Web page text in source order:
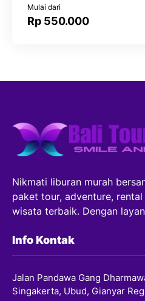
Mulai dari
Rp 550.000
Nikmati liburan murah
paket tour, adventure,
wisata terbaik. Dengan
Info Kontak
Jalan Pandawa Gang
Singakerta, Ubud, Gianyar